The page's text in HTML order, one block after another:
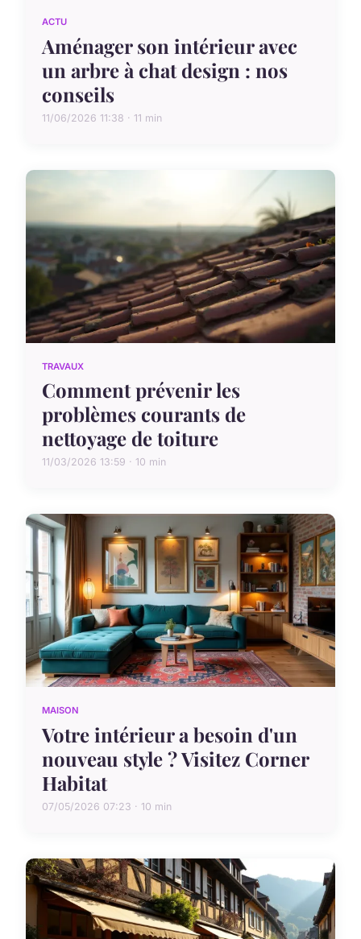
ACTU
Aménager son intérieur avec
un arbre à chat design : nos
conseils
11/06/2026 11:38 · 11 min
TRAVAUX
Comment prévenir les
problèmes courants de
nettoyage de toiture
11/03/2026 13:59 · 10 min
MAISON
Votre intérieur a besoin d'un
nouveau style ? Visitez Corner
Habitat
07/05/2026 07:23 · 10 min